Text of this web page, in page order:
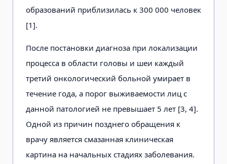
образований приблизилась к 300 000 человек
[1].
После постановки диагноза при локализации
процесса в области головы и шеи каждый
третий онкологический больной умирает в
течение года, а порог выживаемости лиц с
данной патологией не превышает 5 лет [3, 4].
Одной из причин позднего обращения к
врачу является смазанная клиническая
картина на начальных стадиях заболевания.